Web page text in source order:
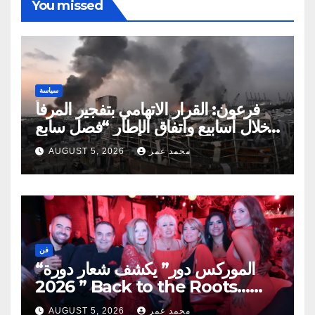
You missed
سياسة
فرعون: القرار الاتهامي بتفجير المرفأ
خلال أسابيع واتفاق الإطار “فصل سابع
ونصف”
AUGUST 5, 2026 محمد عمر
فن
“الموركس دور” يكشف شعار دورة
2026 ” Back to the Roots…
Eye on the Future “
AUGUST 5, 2026 محمد عمر